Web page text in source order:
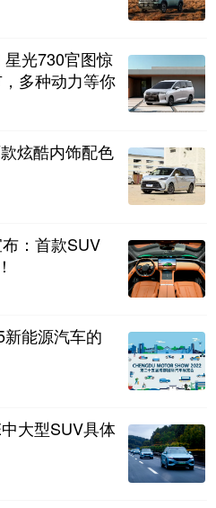
汽油混合后，再通过汽油
嘴喷射出去，以达到清除
么到底有没有这么神奇
答案：效果肯定是有的，
力还是比较强的，尤其是
方，如果是不带缸内直喷
光730官图惊
多种动力等你
炫酷内饰配色
：首款SUV
能源汽车的
大型SUV具体